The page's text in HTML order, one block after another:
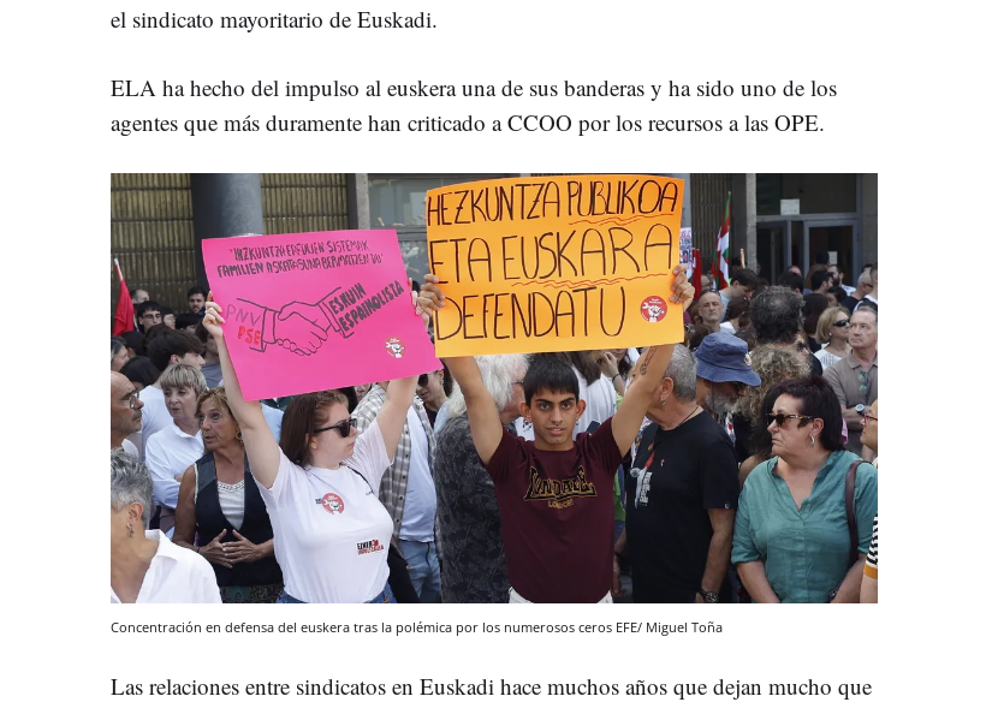
el sindicato mayoritario de Euskadi.
ELA ha hecho del impulso al euskera una de sus banderas y ha sido uno de los
agentes que más duramente han criticado a CCOO por los recursos a las OPE.
Concentración en defensa del euskera tras la polémica por los numerosos ceros EFE/ Miguel Toña
Las relaciones entre sindicatos en Euskadi hace muchos años que dejan mucho que